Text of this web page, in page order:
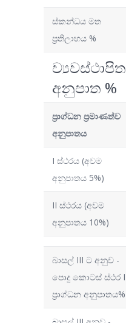
ස්කන්ධය මත
ප්‍රතිලාභය %
ව්‍යවස්ථාපිත
අනුපාත %
ප්‍රාග්ධන ප්‍රමාණත්ව
අනුපාතය
I ස්ථරය (අවම
අනුපාතය 5%)
II ස්ථරය (අවම
අනුපාතය 10%)
බාසල් III ට අනුව -
පොදු කොටස් ස්ථර I
ප්‍රාග්ධන අනුපාතය%